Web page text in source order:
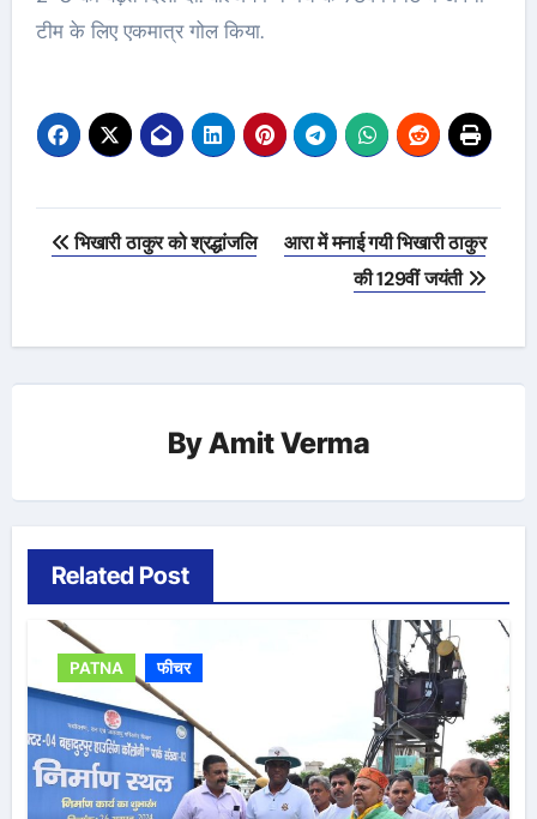
टीम के लिए एकमात्र गोल किया.
Post
भिखारी ठाकुर को श्रद्धांजलि
आरा में मनाई गयी भिखारी ठाकुर
की 129वीं जयंती
ByAmit Verma
Related Post
PATNA फीचर